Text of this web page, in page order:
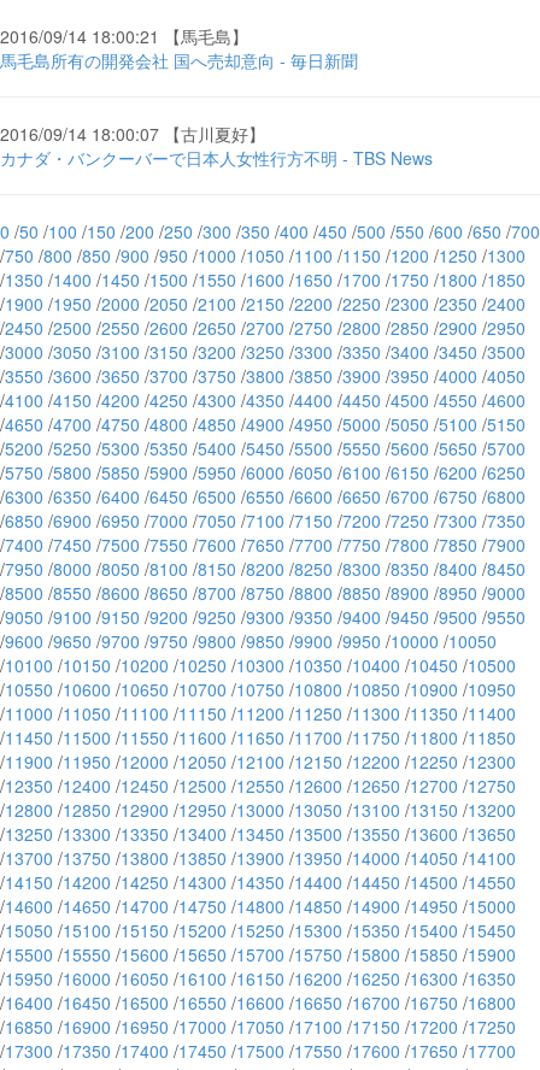
2016/09/14 18:00:21 【馬毛島】
馬毛島所有の開発会社 国へ売却意向 - 毎日新聞
2016/09/14 18:00:07 【古川夏好】
カナダ・バンクーバーで日本人女性行方不明 - TBS News
0 /50 /100 /150 /200 /250 /300 /350 /400 /450 /500 /550 /600 /650 /700
/750 /800 /850 /900 /950 /1000 /1050 /1100 /1150 /1200 /1250 /1300
/1350 /1400 /1450 /1500 /1550 /1600 /1650 /1700 /1750 /1800 /1850
/1900 /1950 /2000 /2050 /2100 /2150 /2200 /2250 /2300 /2350 /2400
/2450 /2500 /2550 /2600 /2650 /2700 /2750 /2800 /2850 /2900 /2950
/3000 /3050 /3100 /3150 /3200 /3250 /3300 /3350 /3400 /3450 /3500
/3550 /3600 /3650 /3700 /3750 /3800 /3850 /3900 /3950 /4000 /4050
/4100 /4150 /4200 /4250 /4300 /4350 /4400 /4450 /4500 /4550 /4600
/4650 /4700 /4750 /4800 /4850 /4900 /4950 /5000 /5050 /5100 /5150
/5200 /5250 /5300 /5350 /5400 /5450 /5500 /5550 /5600 /5650 /5700
/5750 /5800 /5850 /5900 /5950 /6000 /6050 /6100 /6150 /6200 /6250
/6300 /6350 /6400 /6450 /6500 /6550 /6600 /6650 /6700 /6750 /6800
/6850 /6900 /6950 /7000 /7050 /7100 /7150 /7200 /7250 /7300 /7350
/7400 /7450 /7500 /7550 /7600 /7650 /7700 /7750 /7800 /7850 /7900
/7950 /8000 /8050 /8100 /8150 /8200 /8250 /8300 /8350 /8400 /8450
/8500 /8550 /8600 /8650 /8700 /8750 /8800 /8850 /8900 /8950 /9000
/9050 /9100 /9150 /9200 /9250 /9300 /9350 /9400 /9450 /9500 /9550
/9600 /9650 /9700 /9750 /9800 /9850 /9900 /9950 /10000 /10050
/10100 /10150 /10200 /10250 /10300 /10350 /10400 /10450 /10500
/10550 /10600 /10650 /10700 /10750 /10800 /10850 /10900 /10950
/11000 /11050 /11100 /11150 /11200 /11250 /11300 /11350 /11400
/11450 /11500 /11550 /11600 /11650 /11700 /11750 /11800 /11850
/11900 /11950 /12000 /12050 /12100 /12150 /12200 /12250 /12300
/12350 /12400 /12450 /12500 /12550 /12600 /12650 /12700 /12750
/12800 /12850 /12900 /12950 /13000 /13050 /13100 /13150 /13200
/13250 /13300 /13350 /13400 /13450 /13500 /13550 /13600 /13650
/13700 /13750 /13800 /13850 /13900 /13950 /14000 /14050 /14100
/14150 /14200 /14250 /14300 /14350 /14400 /14450 /14500 /14550
/14600 /14650 /14700 /14750 /14800 /14850 /14900 /14950 /15000
/15050 /15100 /15150 /15200 /15250 /15300 /15350 /15400 /15450
/15500 /15550 /15600 /15650 /15700 /15750 /15800 /15850 /15900
/15950 /16000 /16050 /16100 /16150 /16200 /16250 /16300 /16350
/16400 /16450 /16500 /16550 /16600 /16650 /16700 /16750 /16800
/16850 /16900 /16950 /17000 /17050 /17100 /17150 /17200 /17250
/17300 /17350 /17400 /17450 /17500 /17550 /17600 /17650 /17700